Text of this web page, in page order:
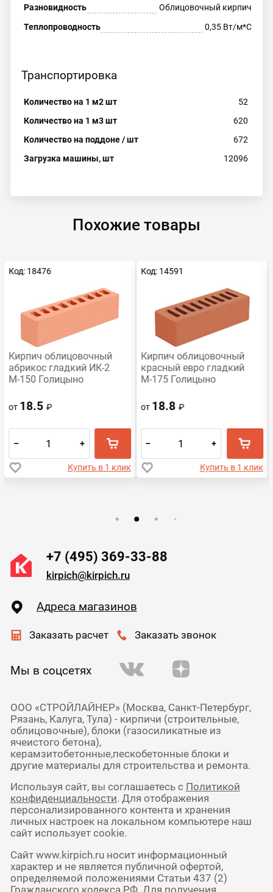
Разновидность
Облицовочный кирпич
Теплопроводность
0,35 Вт/м*С
Транспортировка
Количество на 1 м2 шт
52
Количество на 1 м3 шт
620
Количество на поддоне / шт
672
Загрузка машины, шт
12096
Похожие товары
Код: 18476
Кирпич облицовочный
абрикос гладкий ИК-2
М-150 Голицыно
от 18.5₽
– +
Купить в 1 клик
Код: 14591
Кирпич облицовочный
красный евро гладкий
М-175 Голицыно
от 18.8₽
– +
Купить в 1 клик
+7 (495) 369-33-88
kirpich@kirpich.ru
Адреса магазинов
Заказать расчет Заказать звонок
Мы в соцсетях
ООО «СТРОЙЛАЙНЕР» (Москва, Санкт-Петербург,
Рязань, Калуга, Тула) - кирпичи (строительные,
облицовочные), блоки (газосиликатные из
ячеистого бетона),
керамзитобетонные,пескобетонные блоки и
другие материалы для строительства и ремонта.
Используя сайт, вы соглашаетесь с Политикой
конфиденциальности. Для отображения
персонализированного контента и хранения
личных настроек на локальном компьютере наш
сайт использует cookie.
Сайт www.kirpich.ru носит информационный
характер и не является публичной офертой,
определяемой положениями Статьи 437 (2)